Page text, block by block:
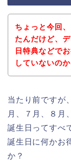
ちょっと今回
たんだけど、
日特典などで
していないの
当たり前ですが
月、７月、８月
誕生日ってすべ
誕生日に何かお
か？